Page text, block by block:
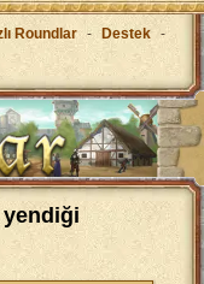
Roundlar - Destek -
yendiği